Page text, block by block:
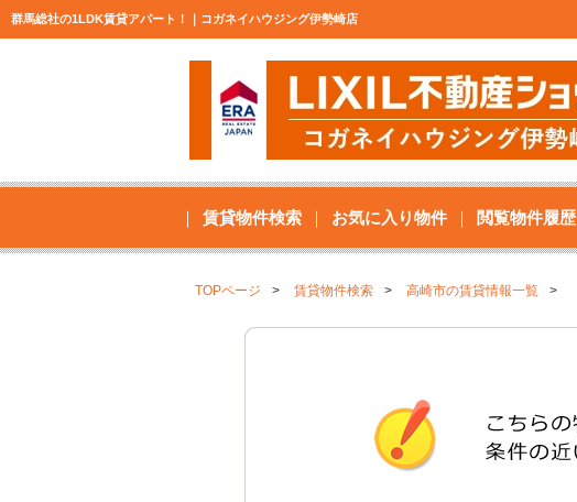
群馬総社の1LDK賃貸アパート！｜コガネイハウジング伊勢崎店
賃貸物件検索 お気に入り物件 閲覧物件履歴
TOPページ 賃貸物件検索 高崎市の賃貸情報一覧